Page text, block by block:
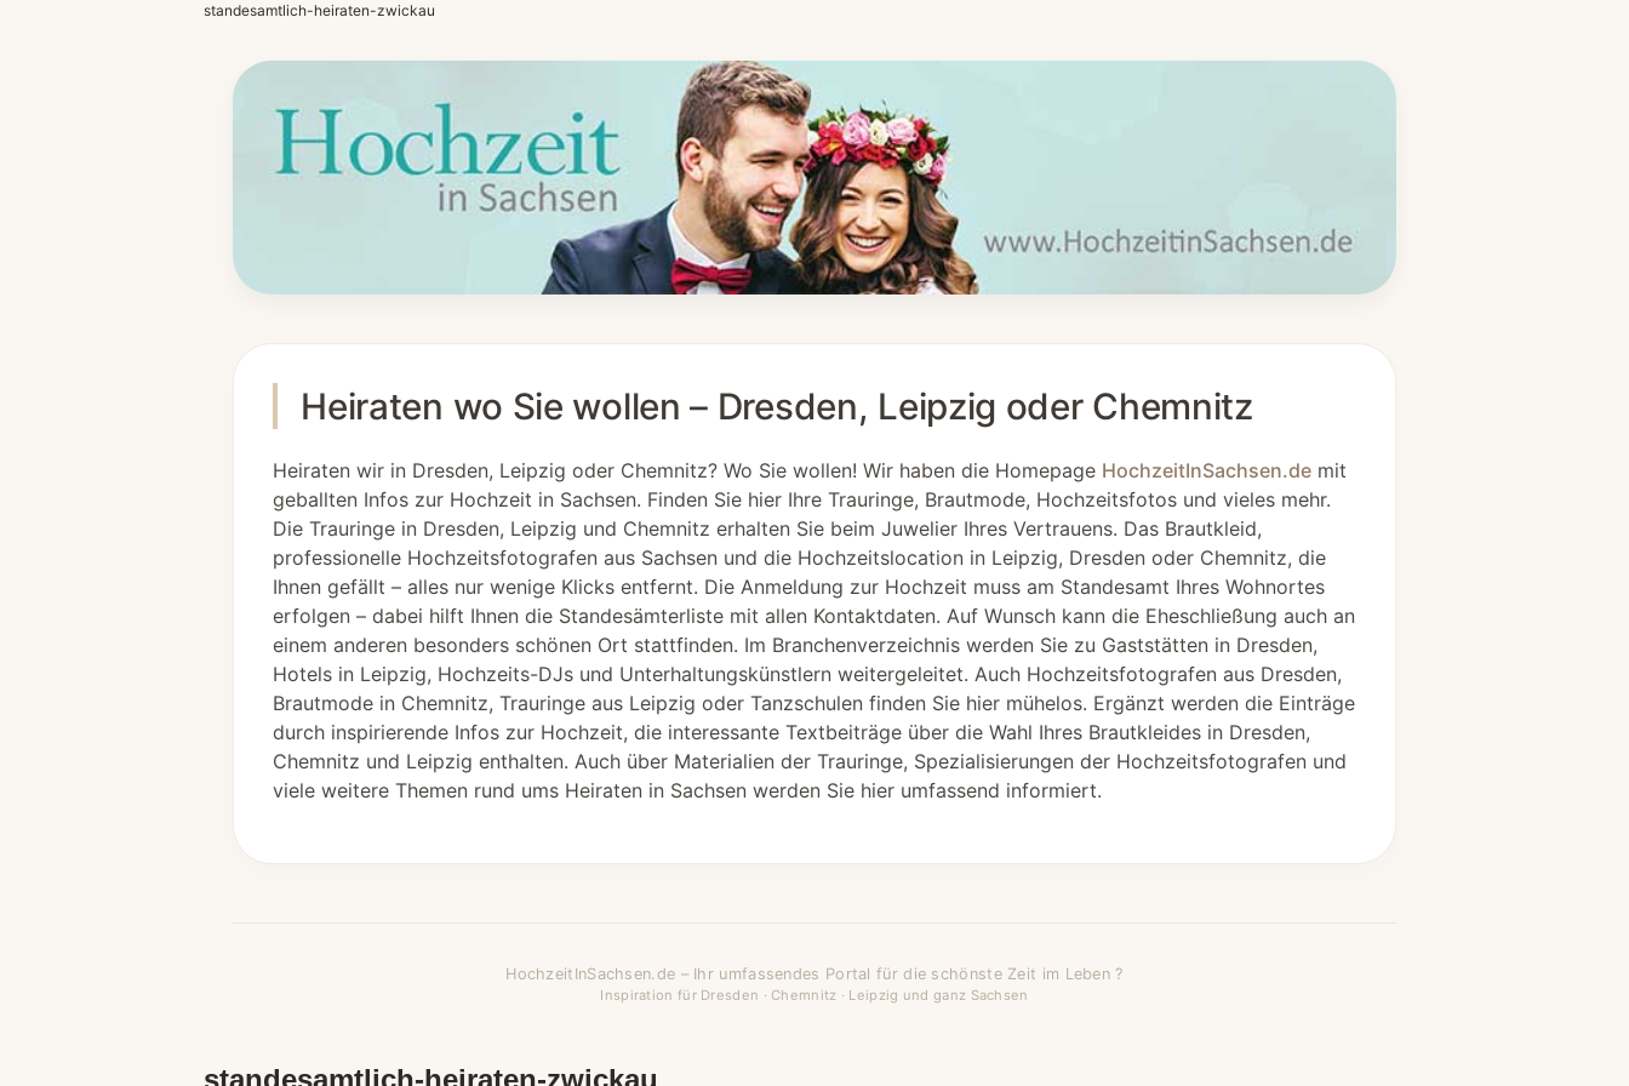
standesamtlich-heiraten-zwickau
Heiraten wo Sie wollen – Dresden, Leipzig oder Chemnitz
Heiraten wir in Dresden, Leipzig oder Chemnitz? Wo Sie wollen! Wir haben die Homepage HochzeitInSachsen.de mit
geballten Infos zur Hochzeit in Sachsen. Finden Sie hier Ihre Trauringe, Brautmode, Hochzeitsfotos und vieles mehr.
Die Trauringe in Dresden, Leipzig und Chemnitz erhalten Sie beim Juwelier Ihres Vertrauens. Das Brautkleid,
professionelle Hochzeitsfotografen aus Sachsen und die Hochzeitslocation in Leipzig, Dresden oder Chemnitz, die
Ihnen gefällt – alles nur wenige Klicks entfernt. Die Anmeldung zur Hochzeit muss am Standesamt Ihres Wohnortes
erfolgen – dabei hilft Ihnen die Standesämterliste mit allen Kontaktdaten. Auf Wunsch kann die Eheschließung auch an
einem anderen besonders schönen Ort stattfinden. Im Branchenverzeichnis werden Sie zu Gaststätten in Dresden,
Hotels in Leipzig, Hochzeits-DJs und Unterhaltungskünstlern weitergeleitet. Auch Hochzeitsfotografen aus Dresden,
Brautmode in Chemnitz, Trauringe aus Leipzig oder Tanzschulen finden Sie hier mühelos. Ergänzt werden die Einträge
durch inspirierende Infos zur Hochzeit, die interessante Textbeiträge über die Wahl Ihres Brautkleides in Dresden,
Chemnitz und Leipzig enthalten. Auch über Materialien der Trauringe, Spezialisierungen der Hochzeitsfotografen und
viele weitere Themen rund ums Heiraten in Sachsen werden Sie hier umfassend informiert.
HochzeitInSachsen.de – Ihr umfassendes Portal für die schönste Zeit im Leben ?
Inspiration für Dresden · Chemnitz · Leipzig und ganz Sachsen
standesamtlich-heiraten-zwickau